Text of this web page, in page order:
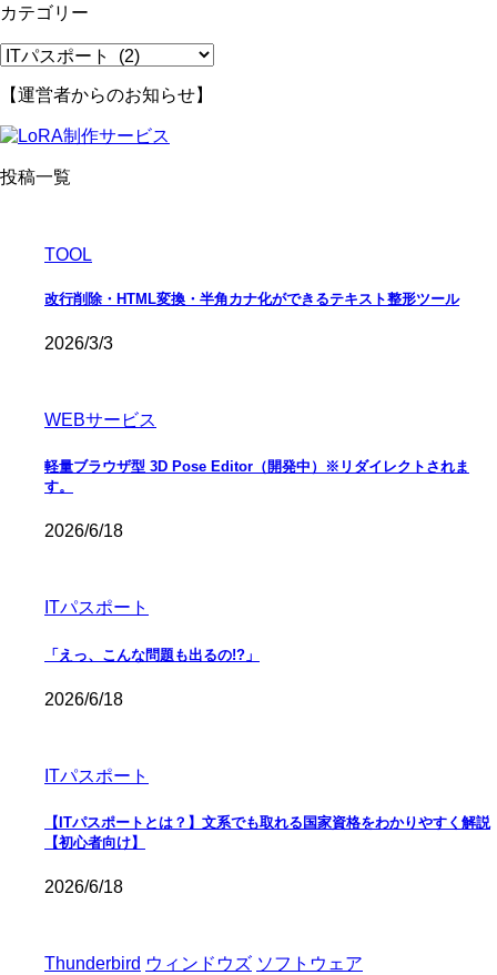
カテゴリー
カ
ゴ
リ
ー
【運営者からのお知らせ】
投稿一覧
TOOL
改行削除・HTML変換・半角カナ化ができるテキスト整形ツール
2026/3/3
WEBサービス
軽量ブラウザ型 3D Pose Editor（開発中）※リダイレクトされま
す。
2026/6/18
ITパスポート
「えっ、こんな問題も出るの!?」
2026/6/18
ITパスポート
【ITパスポートとは？】文系でも取れる国家資格をわかりやすく解説
【初心者向け】
2026/6/18
Thunderbird ウィンドウズ ソフトウェア